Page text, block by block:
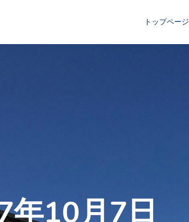
トップページ
年10月7日